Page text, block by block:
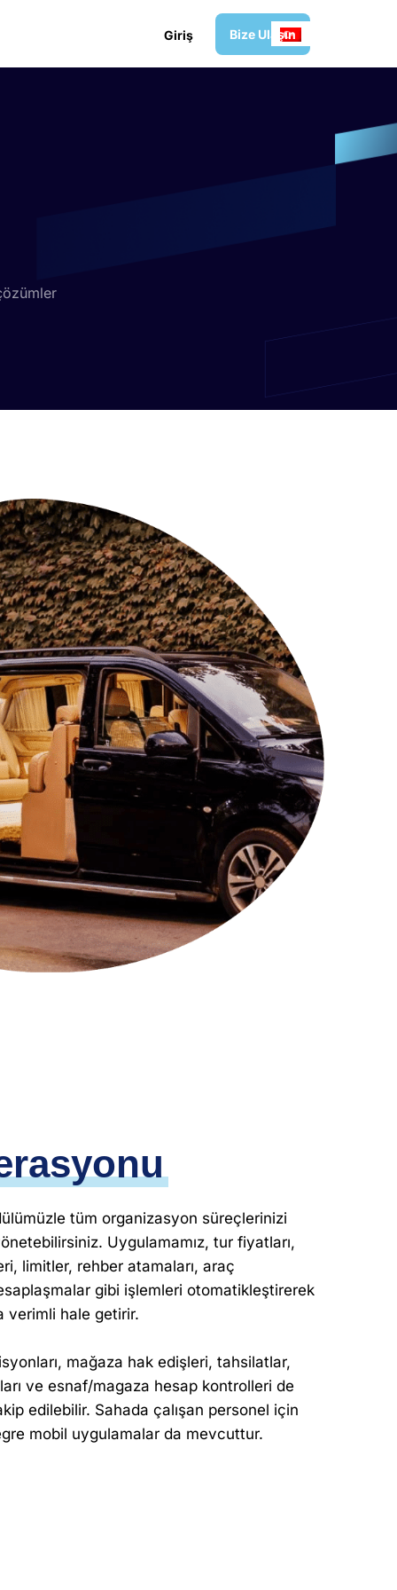
Giriş Bize Ula şın
tüm organizasyon süreçlerinizi
Uygulamamız, tur fiyatları,
limitler, rehber atamaları, araç
gibi işlemleri otomatikleştirerek
verimli hale getirir.
mağaza hak edişleri, tahsilatlar,
ve esnaf/magaza hesap kontrolleri de
edilebilir. Sahada çalışan personel için
mobil uygulamalar da mevcuttur.